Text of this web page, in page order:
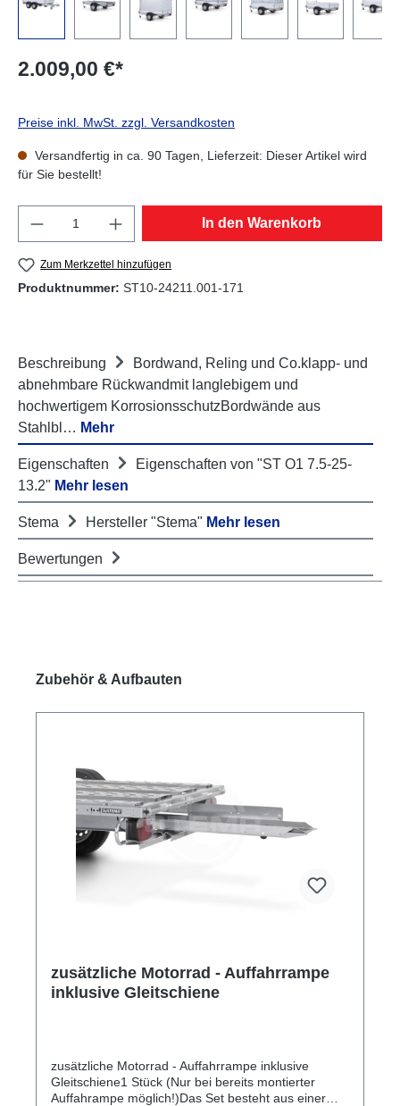
2.009,00 €*
Preise inkl. MwSt. zzgl. Versandkosten
Versandfertig in ca. 90 Tagen, Lieferzeit: Dieser Artikel wird
für Sie bestellt!
Produkt Anzahl: Gib den gewünschten
In den Warenkorb
Zum Merkzettel hinzufügen
Produktnummer: ST10-24211.001-171
Beschreibung
Bordwand, Reling und Co.klapp- und
abnehmbare Rückwandmit langlebigem und
hochwertigem KorrosionsschutzBordwände aus
Stahlbl… Mehr
Eigenschaften
Eigenschaften von "ST O1 7.5-25-
13.2" Mehr lesen
Stema Hersteller "Stema" Mehr lesen
Bewertungen
Produktgalerie überspringen
Zubehör & Aufbauten
zusätzliche Motorrad - Auffahrrampe
inklusive Gleitschiene
zusätzliche Motorrad - Auffahrrampe inklusive
Gleitschiene1 Stück (Nur bei bereits montierter
Auffahrampe möglich!)Das Set besteht aus einer